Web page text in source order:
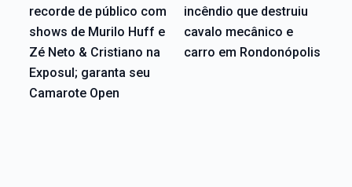
recorde de público com
shows de Murilo Huff e
Zé Neto & Cristiano na
Exposul; garanta seu
Camarote Open
incêndio que destruiu
cavalo mecânico e
carro em Rondonópolis